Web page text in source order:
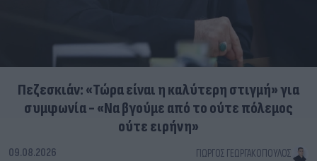
Πεζεσκιάν: «Τώρα είναι η καλύτερη στιγμή» για
συμφωνία - «Να βγούμε από το ούτε πόλεμος
ούτε ειρήνη»
09.08.2026 ΓΙΏΡΓΟΣ ΓΕΩΡΓΑΚΌΠΟΥΛΟΣ